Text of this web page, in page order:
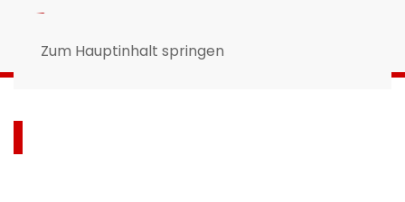
Zum Hauptinhalt springen